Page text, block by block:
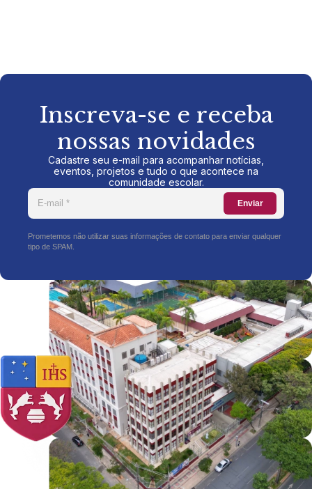
Inscreva-se e receba
nossas novidades
Cadastre seu e-mail para acompanhar notícias,
eventos, projetos e tudo o que acontece na
comunidade escolar.
Enviar
Prometemos não utilizar suas informações de contato para enviar qualquer
tipo de SPAM.